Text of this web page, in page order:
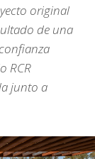
original
de una
RCR
junto a